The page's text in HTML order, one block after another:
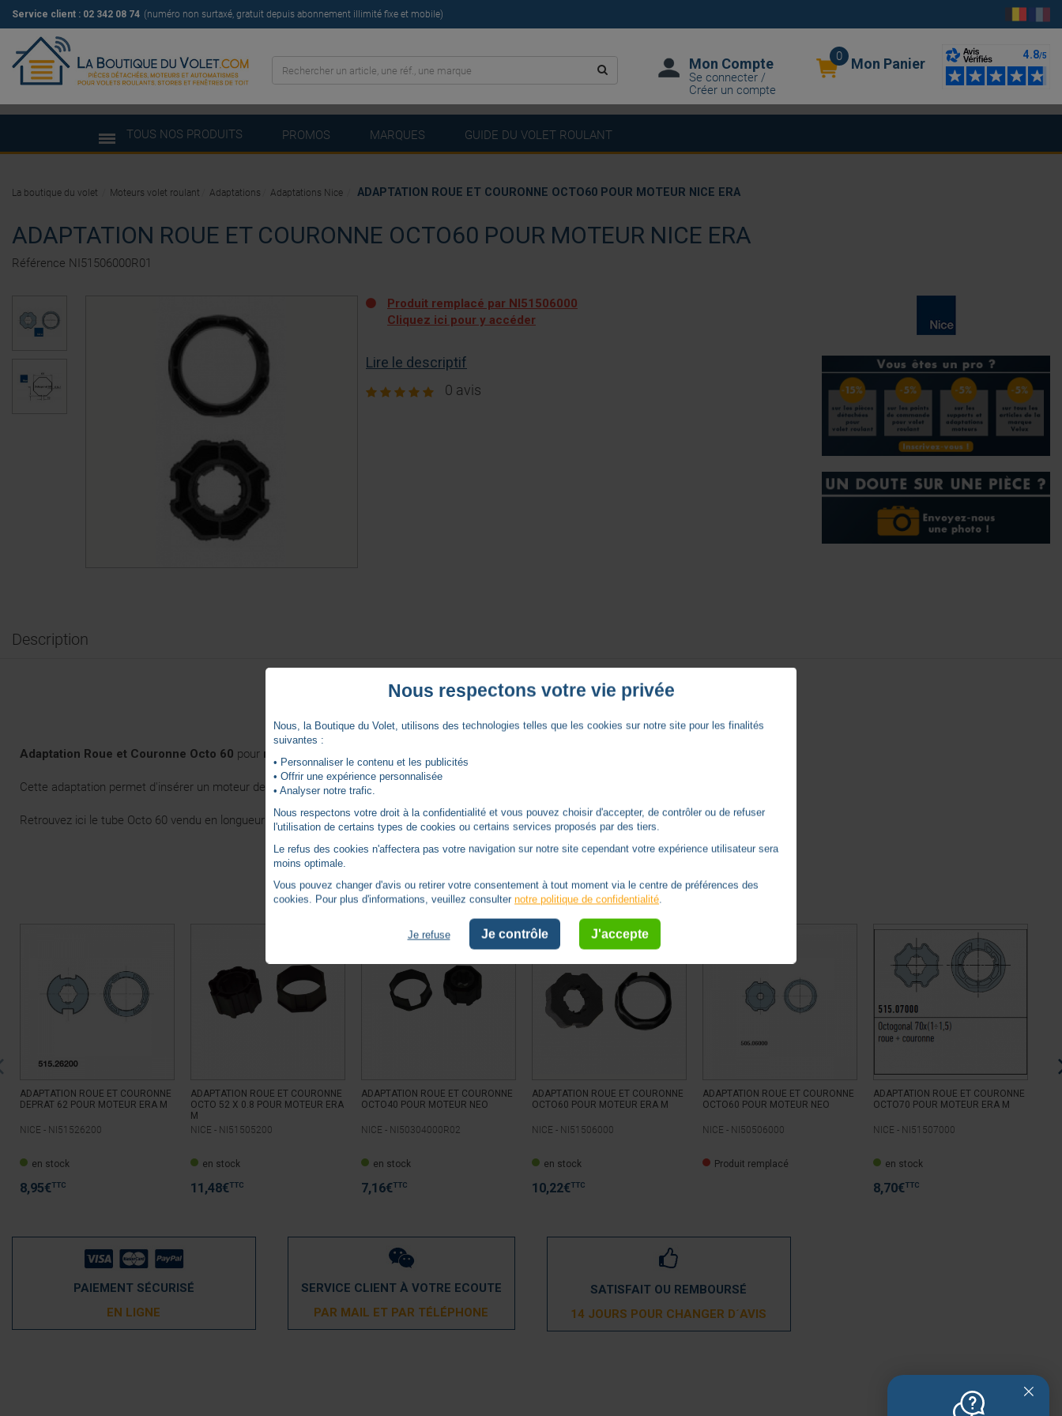
Service client : 02 342 08 74 (numéro non surtaxé, gratuit depuis abonnement illimité fixe et mobile)
Mon Compte
Se connecter /
Créer un compte
0 Mon Panier
TOUS NOS PRODUITS PROMOS MARQUES GUIDE DU VOLET ROULANT
ADAPTATION ROUE ET COURONNE OCTO60 POUR MOTEUR NICE ERA
Référence NI51506000R01
Produit remplacé par NI51506000
Cliquez ici pour y accéder
Lire le descriptif
0 avis
Description
Description du produit
Adaptation Roue et Couronne Octo 60 pour moteur Nice ERA Ø 45mm
Cette adaptation permet d'insérer un moteur de volet roulant Nice ERA dans un tube / axe d'enroulement de forme octogonale de diamètre 60.
Retrouvez ici le tube Octo 60 vendu en longueur de 3 mètres.
Autres produits - Adaptations Nice
ADAPTATION ROUE ET COURONNE
DEPRAT 62 POUR MOTEUR ERA M
NICE - NI51526200
en stock
8,95€TTC
ADAPTATION ROUE ET COURONNE
OCTO 52 X 0.8 POUR MOTEUR ERA
M
NICE - NI51505200
en stock
11,48€TTC
ADAPTATION ROUE ET COURONNE
OCTO40 POUR MOTEUR NEO
NICE - NI50304000R02
en stock
7,16€TTC
ADAPTATION ROUE ET COURONNE
OCTO60 POUR MOTEUR ERA M
NICE - NI51506000
en stock
10,22€TTC
ADAPTATION ROUE ET COURONNE
OCTO60 POUR MOTEUR NEO
NICE - NI50506000
Produit remplacé
ADAPTATION ROUE ET COURONNE
OCTO70 POUR MOTEUR ERA M
NICE - NI51507000
en stock
8,70€TTC
La boutique du volet Moteurs volet roulant Adaptations Adaptations Nice ADAPTATION ROUE ET COURONNE OCTO60 POUR MOTEUR NICE ERA
PAIEMENT SÉCURISÉ
EN LIGNE
SERVICE CLIENT À VOTRE ECOUTE
PAR MAIL ET PAR TÉLÉPHONE
SATISFAIT OU REMBOURSÉ
14 JOURS POUR CHANGER D´AVIS
Nous respectons votre vie privée
Nous, la Boutique du Volet, utilisons des technologies telles que les cookies sur notre site pour les finalités
suivantes :
• Personnaliser le contenu et les publicités
• Offrir une expérience personnalisée
• Analyser notre trafic.
Nous respectons votre droit à la confidentialité et vous pouvez choisir d'accepter, de contrôler ou de refuser
l'utilisation de certains types de cookies ou certains services proposés par des tiers.
Le refus des cookies n'affectera pas votre navigation sur notre site cependant votre expérience utilisateur sera
moins optimale.
Vous pouvez changer d'avis ou retirer votre consentement à tout moment via le centre de préférences des
cookies. Pour plus d'informations, veuillez consulternotre politique de confidentialité.
Je refuse Je contrôle J'accepte